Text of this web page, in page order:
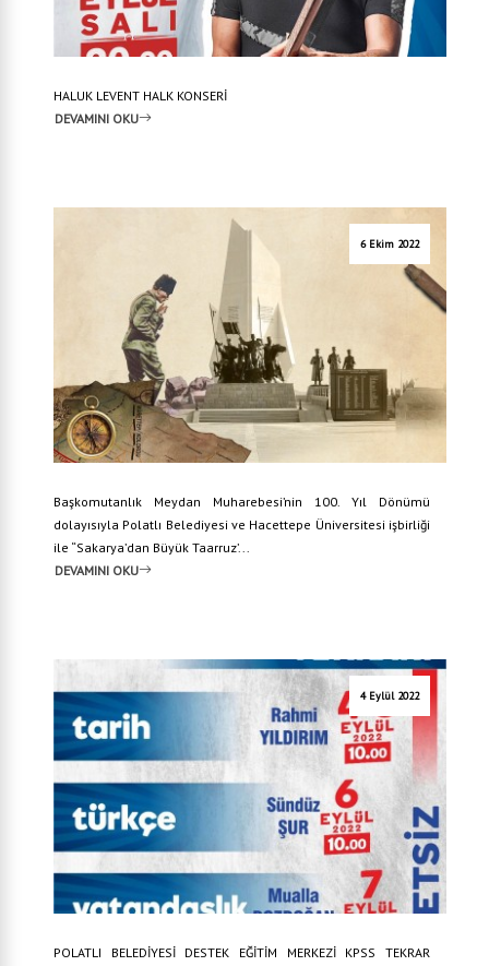
HALUK LEVENT HALK KONSERİ
DEVAMINI OKU
6 Ekim 2022
Başkomutanlık Meydan Muharebesi’nin 100. Yıl Dönümü
dolayısıyla Polatlı Belediyesi ve Hacettepe Üniversitesi işbirliği
ile “Sakarya’dan Büyük Taarruz’...
DEVAMINI OKU
4 Eylül 2022
POLATLI BELEDİYESİ DESTEK EĞİTİM MERKEZİ KPSS TEKRAR